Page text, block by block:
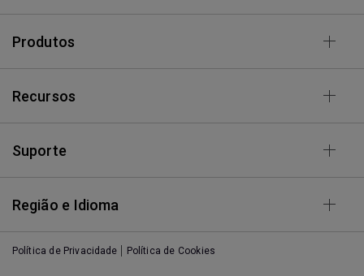
Produtos
Recursos
Suporte
Região e Idioma
Política de Privacidade Política de Cookies